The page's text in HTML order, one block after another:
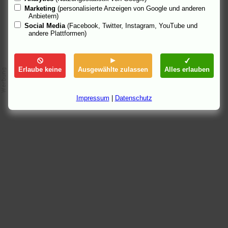
Marketing (personalisierte Anzeigen von Google und anderen
Anbietern)
Social Media (Facebook, Twitter, Instagram, YouTube und
andere Plattformen)
Erlaube keine Ausgewählte zulassen Alles erlauben
Impressum Datenschutz